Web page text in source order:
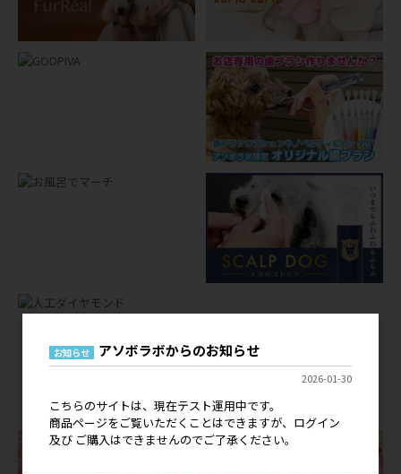
店舗オリジナルグッズ
お知らせ アソボラボからのお知らせ
2026-01-30
こちらのサイトは、現在テスト運用中です。
商品ページをご覧いただくことはできますが、ログイン
及び ご購入はできませんのでご了承ください。